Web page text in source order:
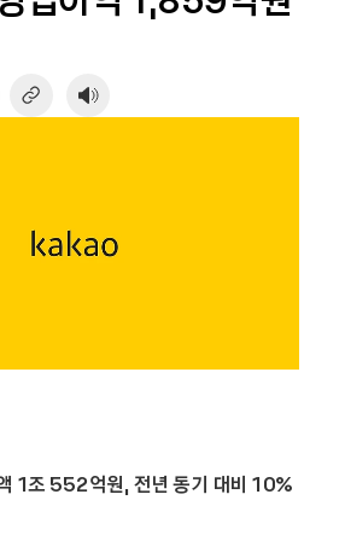
1조 552억원, 전년 동기 대비 10%